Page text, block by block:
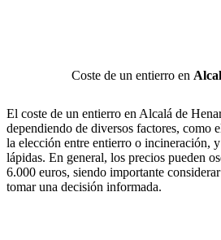
Coste de un entierro en
El coste de un entierro en Alcalá de
dependiendo de diversos factores, como
la elección entre entierro o incineración,
lápidas. En general, los precios pueden
6.000 euros, siendo importante
tomar una decisión informada.